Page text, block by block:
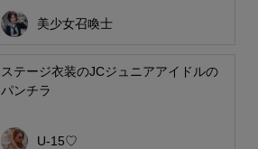
美少女召喚士
ステージ衣装のJCジュニアアイドルの
パンチラ
U-15♡